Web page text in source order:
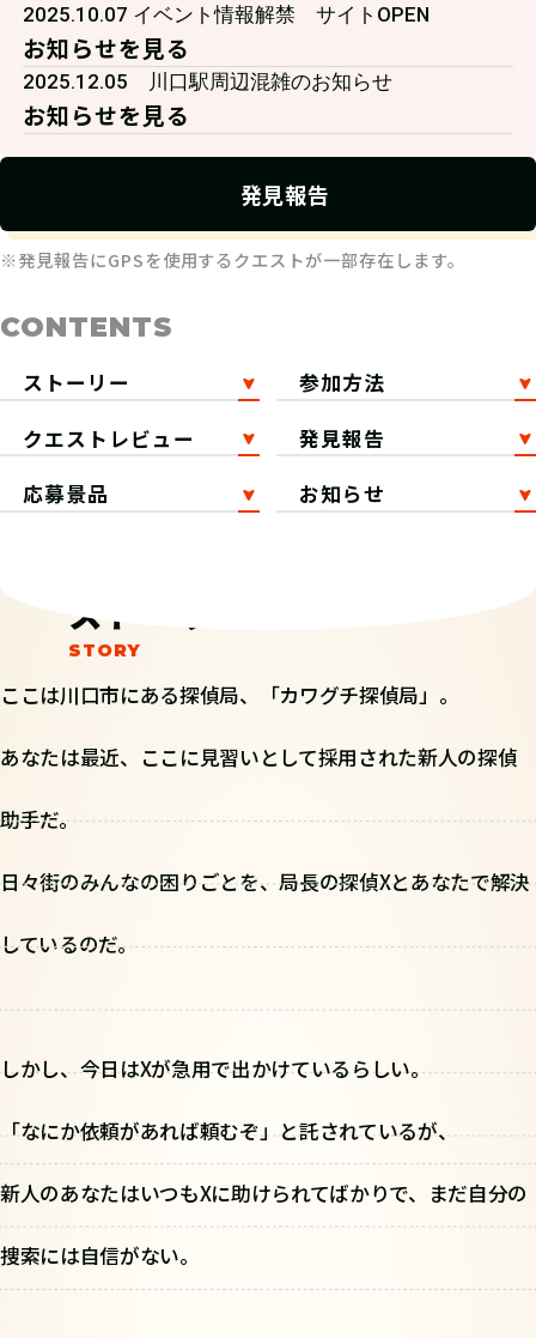
2025.10.07 イベント情報解禁 サイトOPEN
お知らせを見る
2025.12.05 川口駅周辺混雑のお知らせ
お知らせを見る
発見報告
※発見報告にGPSを使用するクエストが一部存在します。
CONTENTS
ストーリー
参加方法
クエストレビュー
発見報告
応募景品
お知らせ
ストーリー
ここは川口市にある探偵局、「カワグチ探偵局」。
あなたは最近、ここに見習いとして採用された新人の探偵
助手だ。
日々街のみんなの困りごとを、局長の探偵Xとあなたで解決
しているのだ。
しかし、今日はXが急用で出かけているらしい。
「なにか依頼があれば頼むぞ」と託されているが、
新人のあなたはいつもXに助けられてばかりで、まだ自分の
捜索には自信がない。